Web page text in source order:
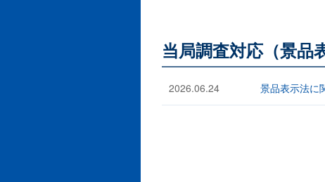
当局調査対応（景品
2026.06.24 景品表示法に